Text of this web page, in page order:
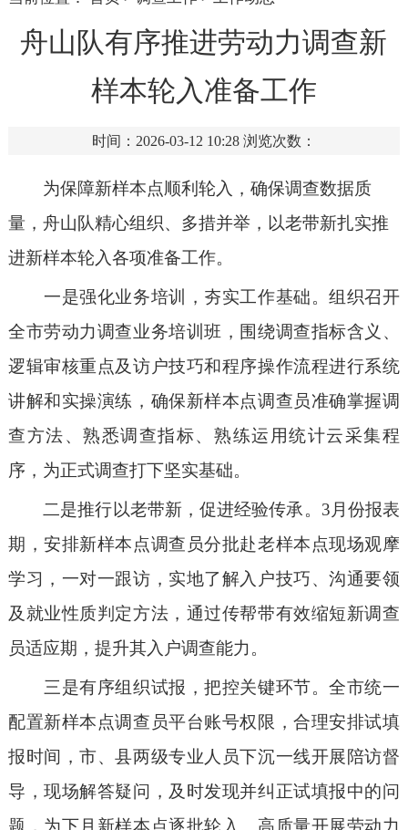
舟山队有序推进劳动力调查新
样本轮入准备工作
时间：2026-03-12 10:28 浏览次数：
为保障新样本点顺利轮入，确保调查数据质
量，舟山队精心组织、多措并举，以老带新扎实推
进新样本轮入各项准备工作。
一是强化业务培训，夯实工作基础。组织召开
全市劳动力调查业务培训班，围绕调查指标含义、
逻辑审核重点及访户技巧和程序操作流程进行系统
讲解和实操演练，确保新样本点调查员准确掌握调
查方法、熟悉调查指标、熟练运用统计云采集程
序，为正式调查打下坚实基础。
二是推行以老带新，促进经验传承。 3月份报表
期，安排新样本点调查员分批赴老样本点现场观摩
学习，一对一跟访，实地了解入户技巧、沟通要领
及就业性质判定方法，通过传帮带有效缩短新调查
员适应期，提升其入户调查能力。
三是有序组织试报，把控关键环节。全市统一
配置新样本点调查员平台账号权限，合理安排试填
报时间，市、县两级专业人员下沉一线开展陪访督
导，现场解答疑问，及时发现并纠正试填报中的问
题，为下月新样本点逐批轮入、高质量开展劳动力